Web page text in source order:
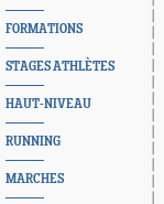
FORMATIONS
STAGES ATHLÈTES
HAUT-NIVEAU
RUNNING
MARCHES